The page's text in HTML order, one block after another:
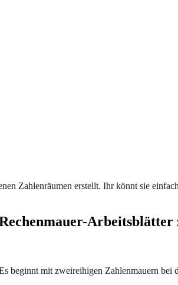
Zahlenräumen erstellt. Ihr könnt sie
Arbeitsblätter
beginnt mit zweireihigen Zahlenmauern